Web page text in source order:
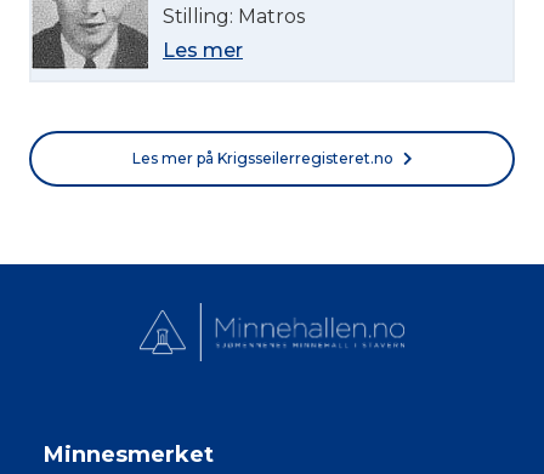
Stilling: Matros
Les mer
Les mer på Krigsseilerregisteret.no
Minnesmerket